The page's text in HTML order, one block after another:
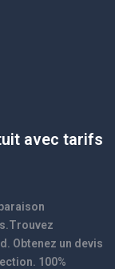
avec tarifs
Obtenez un devis
100%